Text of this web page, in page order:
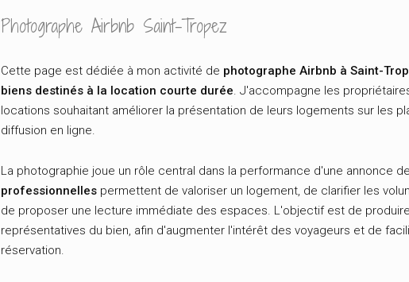
Photographe Airbnb Saint-Tropez
Cette page est dédiée à mon activité de photographe Airbnb à Saint-
biens destinés à la location courte durée. J'accompagne les
locations souhaitant améliorer la présentation de leurs logements sur les
diffusion en ligne.
La photographie joue un rôle central dans la performance d'une annonce
professionnelles permettent de valoriser un logement, de clarifier les
de proposer une lecture immédiate des espaces. L'objectif est de
représentatives du bien, afin d'augmenter l'intérêt des voyageurs et de
réservation.